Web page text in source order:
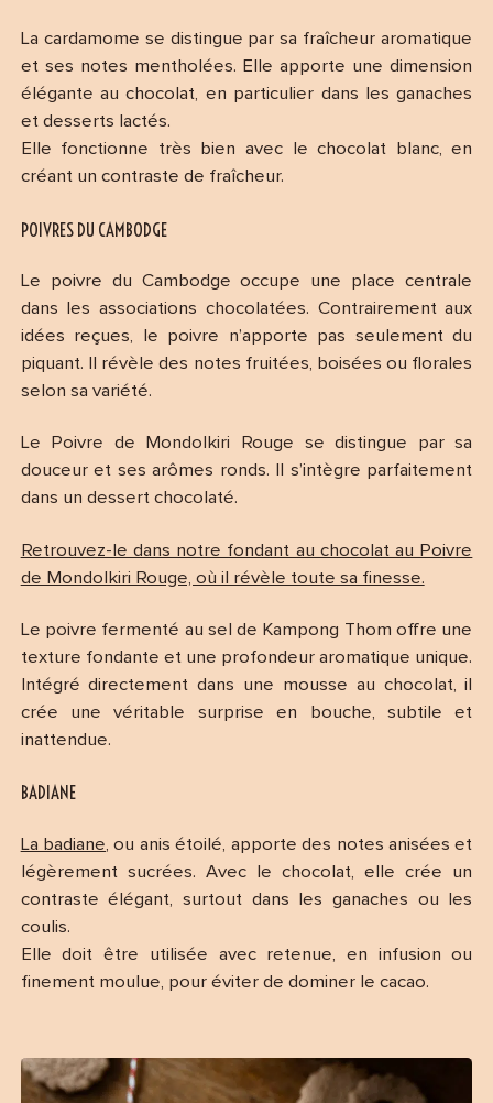
La cardamome se distingue par sa fraîcheur aromatique
et ses notes mentholées. Elle apporte une dimension
élégante au chocolat, en particulier dans les ganaches
et desserts lactés.
Elle fonctionne très bien avec le chocolat blanc, en
créant un contraste de fraîcheur.
POIVRES DU CAMBODGE
Le poivre du Cambodge occupe une place centrale
dans les associations chocolatées. Contrairement aux
idées reçues, le poivre n’apporte pas seulement du
piquant. Il révèle des notes fruitées, boisées ou florales
selon sa variété.
Le Poivre de Mondolkiri Rouge se distingue par sa
douceur et ses arômes ronds. Il s’intègre parfaitement
dans un dessert chocolaté.
Retrouvez-le dans notre fondant au chocolat au Poivre
de Mondolkiri Rouge, où il révèle toute sa finesse.
Le poivre fermenté au sel de Kampong Thom offre une
texture fondante et une profondeur aromatique unique.
Intégré directement dans une mousse au chocolat, il
crée une véritable surprise en bouche, subtile et
inattendue.
BADIANE
La badiane, ou anis étoilé, apporte des notes anisées et
légèrement sucrées. Avec le chocolat, elle crée un
contraste élégant, surtout dans les ganaches ou les
coulis.
Elle doit être utilisée avec retenue, en infusion ou
finement moulue, pour éviter de dominer le cacao.